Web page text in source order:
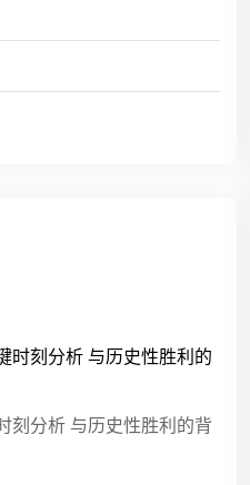
刻分析 与历史性胜利的背